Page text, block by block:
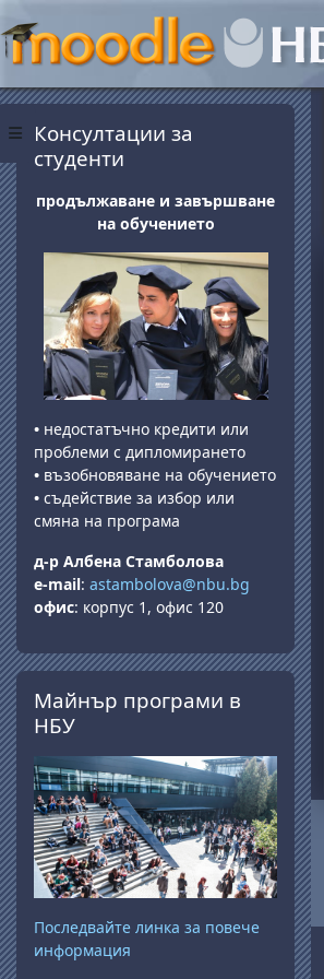
Pannello laterale
Blocchi
Консултации за
студенти
продължаване и завършване
на обучението
• недостатъчно кредити или
проблеми с дипломирането
• възобновяване на обучението
• съдействие за избор или
смяна на програма
д-р Албена Стамболова
e-mail: astambolova@nbu.bg
офис: корпус 1, офис 120
Salta Майнър програми в НБУ
Майнър програми в
НБУ
Последвайте линка за повече
информация